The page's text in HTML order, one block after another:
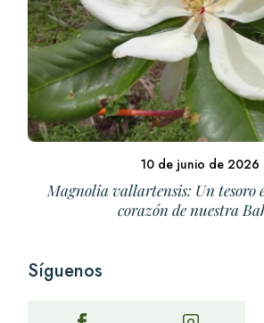
10 de junio de 2026
Magnolia vallartensis: Un tesoro
corazón de nuestra
Síguenos